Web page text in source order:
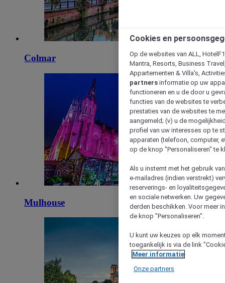
Colmar
Mulhouse
Cookies en
Op de websites van ALL,
Mantra, Resorts, Business
Appartementen & Villa's,
partners informatie op uw
functioneren en u de door u
functies van de websites te
prestaties van de websites te
aangemeld; (v) u de
profiel van uw interesses op te
apparaten (telefoon, computer,
op de knop "Personaliseren" te
Als u instemt met het gebruik
e-mailadres (indien verstrekt)
reserverings- en
en sociale netwerken. Uw
derden beschikken. Voor meer
de knop "Personaliseren".
U kunt uw keuzes op elk
toegankelijk is via de link
Meer informatie
Onze partners